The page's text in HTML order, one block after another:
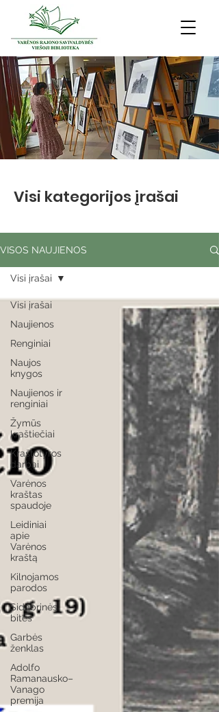
Visi kategorijos įrašai
VISOS NAUJIENOS
Visi įrašai
Naujienos
Renginiai
Naujos
knygos
Naujienos ir
renginiai
Žymūs
kraštiečiai
Kraštotyros
darbai
Varėnos
kraštas
spaudoje
Leidiniai
apie
Varėnos
kraštą
Kilnojamos
parodos
Sidabrinės
bitės
Garbės
ženklas
Adolfo
Ramanausko–
Vanago
premija
Visi įrašai